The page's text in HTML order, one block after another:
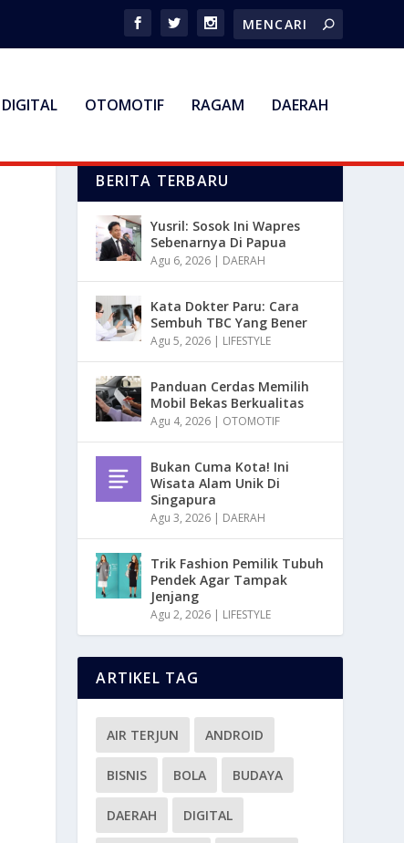
DIGITAL OTOMOTIF RAGAM DAERAH
BERITA TERBARU
Yusril: Sosok Ini Wapres
Sebenarnya Di Papua
Agu 6, 2026 | DAERAH
Kata Dokter Paru: Cara
Sembuh TBC Yang Bener
Agu 5, 2026 | LIFESTYLE
Panduan Cerdas Memilih
Mobil Bekas Berkualitas
Agu 4, 2026 | OTOMOTIF
Bukan Cuma Kota! Ini
Wisata Alam Unik Di
Singapura
Agu 3, 2026 | DAERAH
Trik Fashion Pemilik Tubuh
Pendek Agar Tampak
Jenjang
Agu 2, 2026 | LIFESTYLE
ARTIKEL TAG
AIR TERJUN ANDROID
BISNIS BOLA BUDAYA
DAERAH DIGITAL